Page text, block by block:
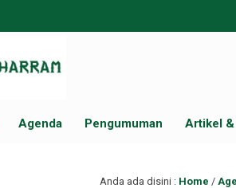
Agenda Pengumuman Artikel
Anda ada disini : Home /